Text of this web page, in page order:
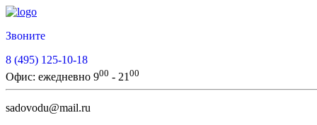
Звоните
8 (495) 125-10-18
Офис: ежедневно 900 - 21 00
sadovodu@mail.ru